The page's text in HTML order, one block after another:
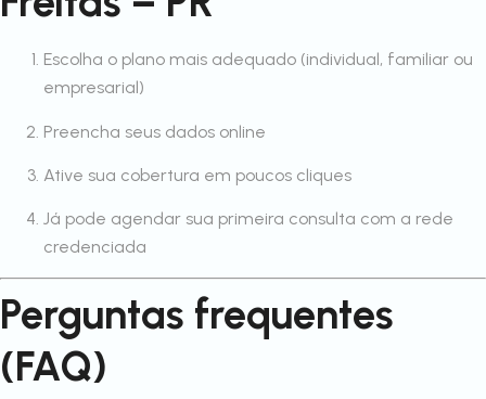
Escolha o plano mais adequado (individual, familiar ou
empresarial)
Preencha seus dados online
Ative sua cobertura em poucos cliques
Já pode agendar sua primeira consulta com a rede
credenciada
Perguntas frequentes
(FAQ)